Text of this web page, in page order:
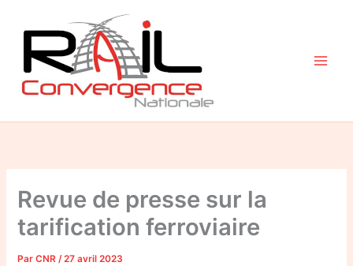
contenu
Revue de presse sur la
tarification ferroviaire
ParCNR/27 avril 2023